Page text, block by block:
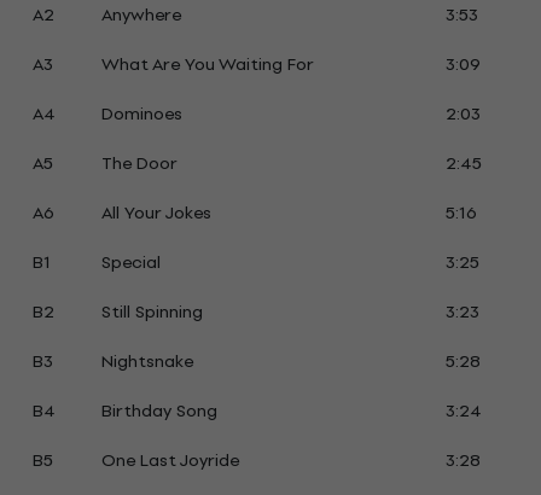
A2
Anywhere
3:53
A3
What Are You Waiting For
3:09
A4
Dominoes
2:03
A5
The Door
2:45
A6
All Your Jokes
5:16
B1
Special
3:25
B2
Still Spinning
3:23
B3
Nightsnake
5:28
B4
Birthday Song
3:24
B5
One Last Joyride 3:28